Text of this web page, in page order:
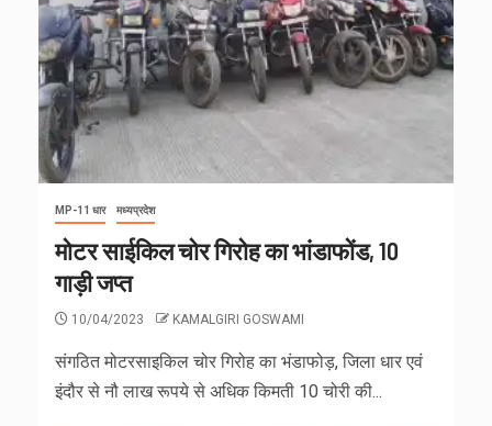
MP-11 धार मध्यप्रदेश
मोटर साईकिल चोर गिरोह का भांडाफोंड, 10
गाड़ी जप्त
10/04/2023 KAMALGIRI GOSWAMI
संगठित मोटरसाइकिल चोर गिरोह का भंडाफोड़, जिला धार एवं
इंदौर से नौ लाख रूपये से अधिक किमती 10 चोरी की...